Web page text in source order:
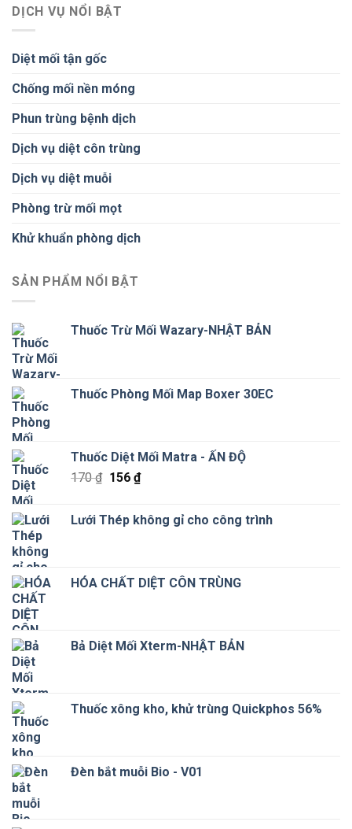
DỊCH VỤ NỔI BẬT
Diệt mối tận gốc
Chống mối nền móng
Phun trùng bệnh dịch
Dịch vụ diệt côn trùng
Dịch vụ diệt muỗi
Phòng trừ mối mọt
Khử khuẩn phòng dịch
SẢN PHẨM NỔI BẬT
Thuốc Trừ Mối Wazary-NHẬT BẢN
Thuốc Phòng Mối Map Boxer 30EC
Thuốc Diệt Mối Matra - ẤN ĐỘ
170₫ Giá
170 ₫.
156 ₫Giá
là:
Lưới Thép không gỉ cho công trình
HÓA CHẤT DIỆT CÔN TRÙNG
Bả Diệt Mối Xterm-NHẬT BẢN
Thuốc xông kho, khử trùng Quickphos 56%
Đèn bắt muỗi Bio - V01